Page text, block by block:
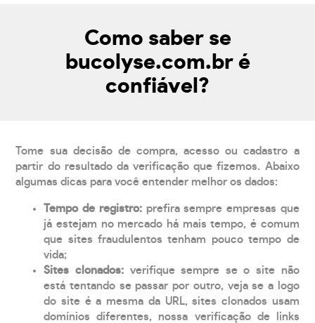
Como saber se
bucolyse.com.br é
confiável?
Tome sua decisão de compra, acesso ou cadastro a
partir do resultado da verificação que fizemos. Abaixo
algumas dicas para você entender melhor os dados:
Tempo de registro: prefira sempre empresas que
já estejam no mercado há mais tempo, é comum
que sites fraudulentos tenham pouco tempo de
vida;
Sites clonados: verifique sempre se o site não
está tentando se passar por outro, veja se a logo
do site é a mesma da URL, sites clonados usam
domínios diferentes, nossa verificação de links